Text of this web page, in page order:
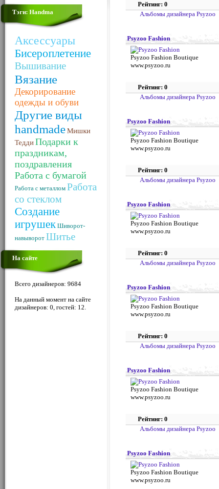
Тэги: Handma
Аксессуары
Бисероплетение
Вышивание
Вязание
Декорирование
одежды и обуви
Другие виды
handmadeМишки
ТеддиПодарки к
праздникам,
поздравления
Работа с бумагой
Работа с металлом Работа
со стеклом
Создание
игрушек Шиворот-
навыворот Шитье
На сайте
Всего дизайнеров: 9684
На данный момент на сайте
дизайнеров: 0, гостей: 12.
Рейтинг: 0
Альбомы дизайнера Psyzoo
Psyzoo Fashion
Psyzoo Fashion Boutique
www.psyzoo.ru
Рейтинг: 0
Альбомы дизайнера Psyzoo
Psyzoo Fashion
Psyzoo Fashion Boutique
www.psyzoo.ru
Рейтинг: 0
Альбомы дизайнера Psyzoo
Psyzoo Fashion
Psyzoo Fashion Boutique
www.psyzoo.ru
Рейтинг: 0
Альбомы дизайнера Psyzoo
Psyzoo Fashion
Psyzoo Fashion Boutique
www.psyzoo.ru
Рейтинг: 0
Альбомы дизайнера Psyzoo
Psyzoo Fashion
Psyzoo Fashion Boutique
www.psyzoo.ru
Рейтинг: 0
Альбомы дизайнера Psyzoo
Psyzoo Fashion
Psyzoo Fashion Boutique
www.psyzoo.ru